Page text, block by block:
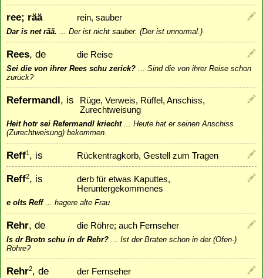
ree; rää rein, sauber
Dar is net rää. ... Der ist nicht sauber. (Der ist unnormal.)
Rees, de die Reise
Sei die von ihrer Rees schu zerick? ... Sind die von ihrer Reise schon
zurück?
Refermandl, is
Rüge, Verweis, Rüffel, Anschiss,
Zurechtweisung
Heit hotr sei Refermandl kriecht... Heute hat er seinen Anschiss
(Zurechtweisung) bekommen.
Reff1, is Rückentragkorb, Gestell zum Tragen
Reff2, is
derb für etwas Kaputtes,
Heruntergekommenes
e olts Reff... hagere alte Frau
Rehr, de die Röhre; auch Fernseher
Is dr Brotn schu in dr Rehr? ... Ist der Braten schon in der (Ofen-)
Röhre?
Rehr2, de der Fernseher